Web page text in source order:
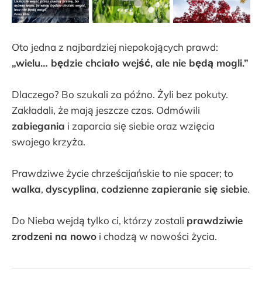
Oto jedna z najbardziej niepokojących prawd:
„wielu… będzie chciało wejść, ale nie będą mogli.”
Dlaczego? Bo szukali za późno. Żyli bez pokuty.
Zakładali, że mają jeszcze czas. Odmówili
zabiegania i zaparcia się siebie oraz wzięcia
swojego krzyża.
Prawdziwe życie chrześcijańskie to nie spacer; to
walka, dyscyplina, codzienne zapieranie się siebie.
Do Nieba wejdą tylko ci, którzy zostali prawdziwie
zrodzeni na nowo i chodzą w nowości życia.